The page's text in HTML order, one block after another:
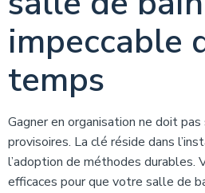
impeccable
temps
Gagner en organisation ne doit
provisoires. La clé réside dans
l’adoption de méthodes durables.
efficaces pour que votre salle de